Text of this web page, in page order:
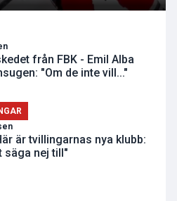
från FBK - Emil Alba
"Om de inte vill..."
är tvillingarnas nya klubb:
säga nej till"